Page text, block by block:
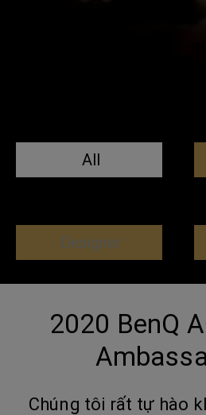
All
Designer
2020 BenQ
Chúng tôi rất tự hào